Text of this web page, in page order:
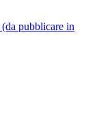
pubblicare in